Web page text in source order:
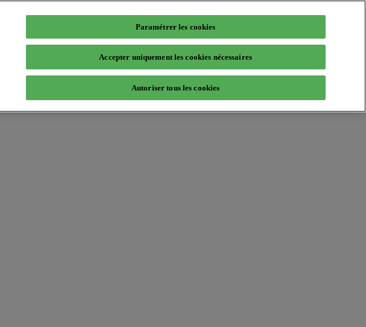
Paramétrer les cookies
Accepter uniquement les cookies nécessaires
Autoriser tous les cookies